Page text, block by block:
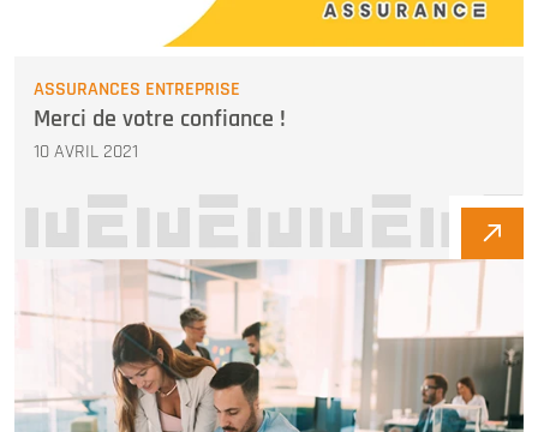
ASSURANCES ENTREPRISE
Merci de votre confiance !
10 AVRIL 2021